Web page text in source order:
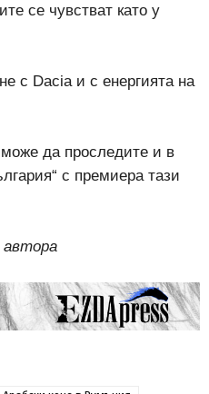
се чувстват като у
с Dacia и с енергията на
да проследите и в
с премиера тази
автора